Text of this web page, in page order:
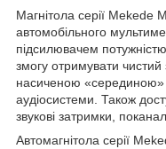
Магнітола серії
автомобільного
підсилювачем
змогу отримувати чистий
насиченою «серединою»
аудіосистеми. Також
звукові затримки,
Автомагнітола серії